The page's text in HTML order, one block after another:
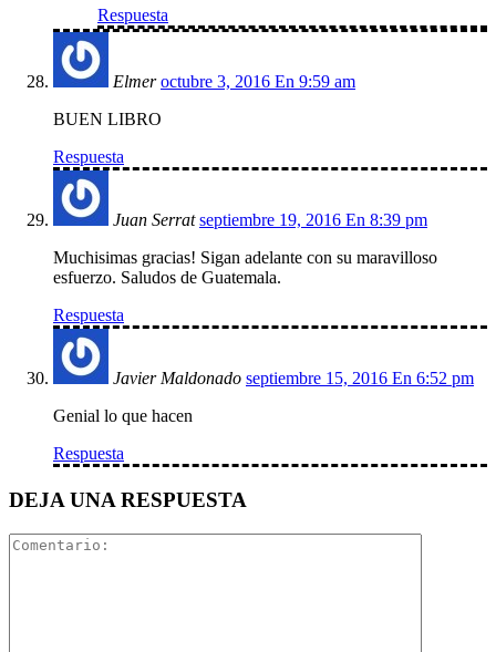
Respuesta
Elmer octubre 3, 2016 En 9:59 am
BUEN LIBRO
Respuesta
Juan Serrat septiembre 19, 2016 En 8:39 pm
Muchisimas gracias! Sigan adelante con su maravilloso
esfuerzo. Saludos de Guatemala.
Respuesta
Javier Maldonado septiembre 15, 2016 En 6:52 pm
Genial lo que hacen
Respuesta
DEJA UNA RESPUESTA